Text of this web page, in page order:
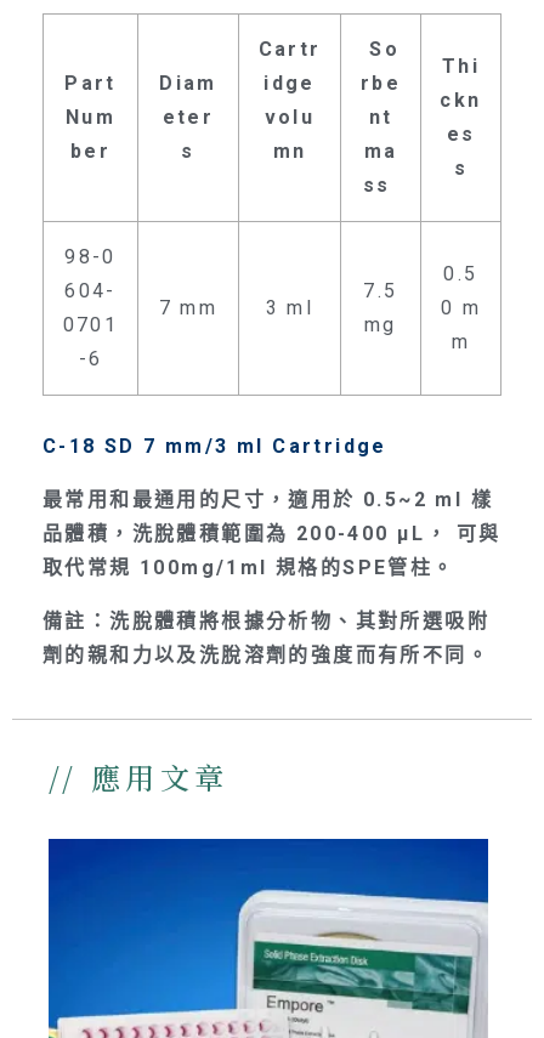
Part
Num
ber
Diam
eter
s
Cartr
idge
volu
mn
So
rbe
nt
ma
ss
Thi
ckn
es
s
98-0
604-
0701
-6
7 mm 3 ml
7.5
mg
0.5
0 m
m
C-18 SD 7 mm/3 ml Cartridge
最常用和最通用的尺寸，適用於 0.5~2 ml 樣
品體積，洗脫體積範圍為 200-400 µL， 可與
取代常規 100mg/1ml 規格的SPE管柱。
備註：洗脫體積將根據分析物、其對所選吸附
劑的親和力以及洗脫溶劑的強度而有所不同。
// 應用文章